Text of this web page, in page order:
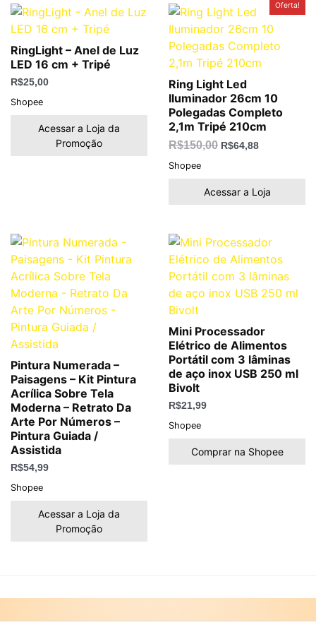
RingLight – Anel de Luz
LED 16 cm + Tripé
R$25,00
Shopee
Acessar a Loja da
Promoção
Oferta!
Ring Light Led
Iluminador 26cm 10
Polegadas Completo
2,1m Tripé 210cm
R$150,00
preço
original
era:
R$150,00.
R$64,88
atual
é:
R$64,88.
Shopee
Acessar a Loja
Pintura Numerada –
Paisagens – Kit Pintura
Acrílica Sobre Tela
Moderna – Retrato Da
Arte Por Números –
Pintura Guiada /
Assistida
R$54,99
Shopee
Acessar a Loja da
Promoção
Mini Processador
Elétrico de Alimentos
Portátil com 3 lâminas
de aço inox USB 250 ml
Bivolt
R$21,99
Shopee
Comprar na Shopee